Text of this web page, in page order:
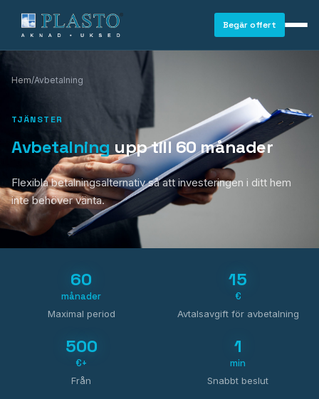
FÖNSTER
Begär offert
Hem/Avbetalning
TJÄNSTER
Avbetalning upp till 60 månader
Flexibla betalningsalternativ så att investeringen i ditt hem
inte behöver vänta.
60
månader
Maximal period
15
€
Avtalsavgift för avbetalning
500
€+
Från
1
min
Snabbt beslut